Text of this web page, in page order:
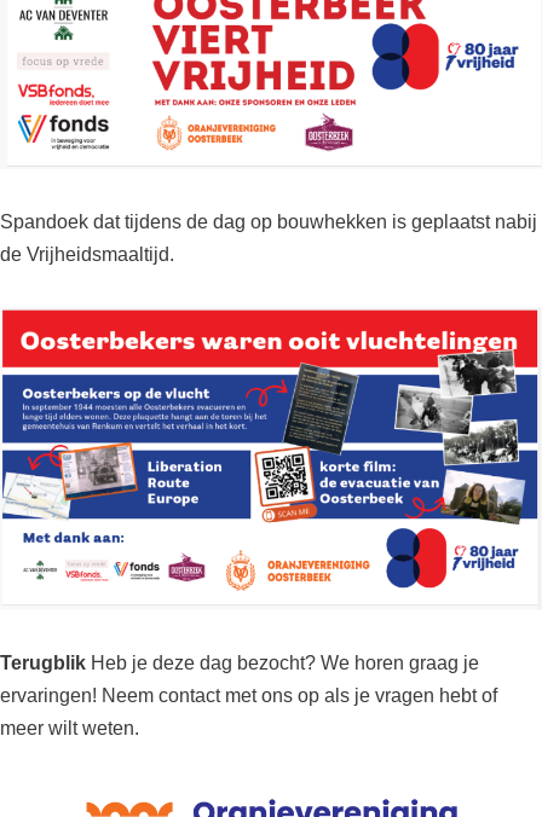
Spandoek dat tijdens de dag op bouwhekken is geplaatst nabij
de Vrijheidsmaaltijd.
Terugblik Heb je deze dag bezocht? We horen graag je
ervaringen! Neem contact met ons op als je vragen hebt of
meer wilt weten.